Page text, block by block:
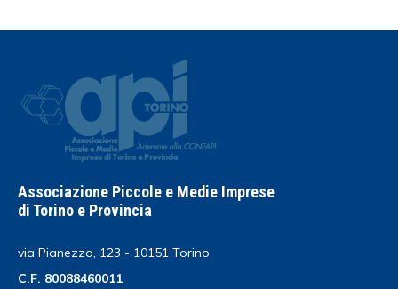
Associazione Piccole e Medie Imprese
di Torino e Provincia
via Pianezza, 123 - 10151 Torino
C.F. 80088460011